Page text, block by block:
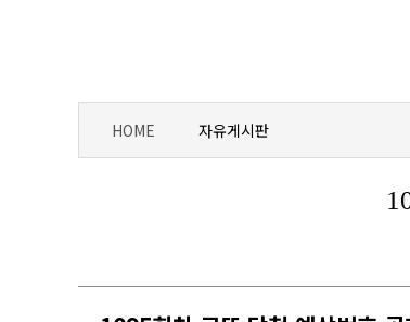
HOME 자유게시판